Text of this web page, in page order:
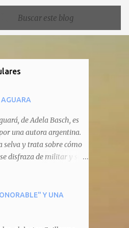
de Adela Basch, es
una autora argentina.
selva y trata sobre cómo
disfraza de militar y se
circular por ahí. En
Teteu, el tero,
Y UNA